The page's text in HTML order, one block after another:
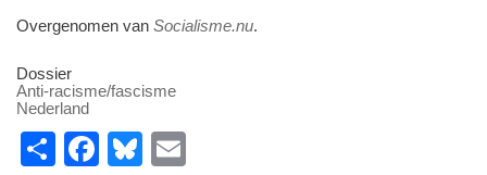
Overgenomen van Socialisme.nu.
Dossier
Anti-racisme/fascisme
Nederland
S
F
Bl